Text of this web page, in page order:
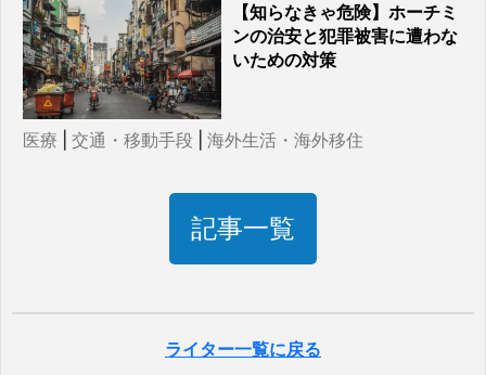
【知らなきゃ危険】ホーチミ
ンの治安と犯罪被害に遭わな
いための対策
医療 交通・移動手段 海外生活・海外移住
記事一覧
ライター一覧に戻る